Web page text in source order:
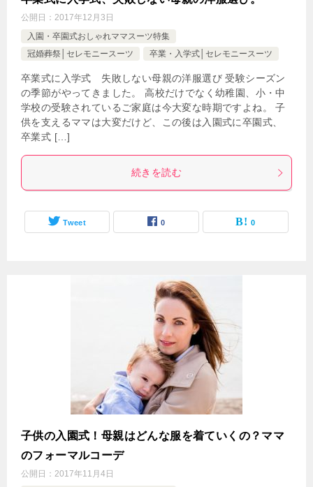
公開日： 2017年12月3日
入園・卒園式おしゃれママスーツ特集
冠婚葬祭│セレモニースーツ
卒業・入学式│セレモニースーツ
卒業式に入学式 失敗しない母親の洋服選び 受験シーズン
の季節がやってきました。 高校だけでなく幼稚園、小・中
学校の受験されているご家庭は今大変な時期ですよね。 子
供を支えるママは大変だけど、この後は入園式に卒園式、
卒業式 […]
続きを読む
Tweet 0 0
子供の入園式！母親はどんな服を着ていくの？ママ
のフォーマルコーデ
公開日： 2017年11月4日